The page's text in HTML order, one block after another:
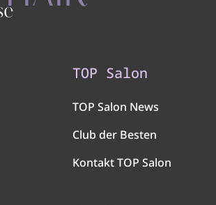
TOP Salon
TOP Salon News
Club der Besten
Kontakt TOP Salon